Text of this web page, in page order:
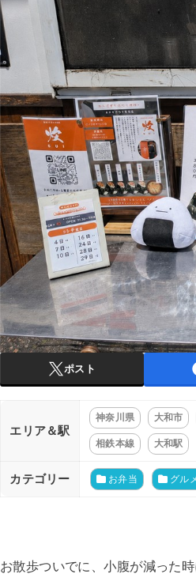
ポスト
エリア＆駅
神奈川県 大和市
相鉄本線 大和駅
カテゴリー お弁当 グル
お散歩ついでに、小腹が減った